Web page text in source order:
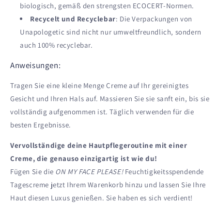
biologisch, gemäß den strengsten ECOCERT-Normen.
Recycelt und Recyclebar: Die Verpackungen von
Unapologetic sind nicht nur umweltfreundlich, sondern
auch 100% recyclebar.
Anweisungen:
Tragen Sie eine kleine Menge Creme auf Ihr gereinigtes
Gesicht und Ihren Hals auf. Massieren Sie sie sanft ein, bis sie
vollständig aufgenommen ist. Täglich verwenden für die
besten Ergebnisse.
Vervollständige deine Hautpflegeroutine mit einer
Creme, die genauso einzigartig ist wie du!
Fügen Sie die ON MY FACE PLEASE!Feuchtigkeitsspendende
Tagescreme jetzt Ihrem Warenkorb hinzu und lassen Sie Ihre
Haut diesen Luxus genießen. Sie haben es sich verdient!